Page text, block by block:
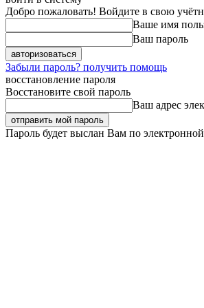
Добро пожаловать! Войдите в свою
Ваше имя
Ваш пароль
Забыли пароль? получить помощь
восстановление пароля
Восстановите свой пароль
Ваш адрес
Пароль будет выслан Вам по